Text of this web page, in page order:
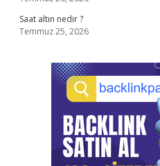
Saat altın nedir ?
Temmuz 25, 2026